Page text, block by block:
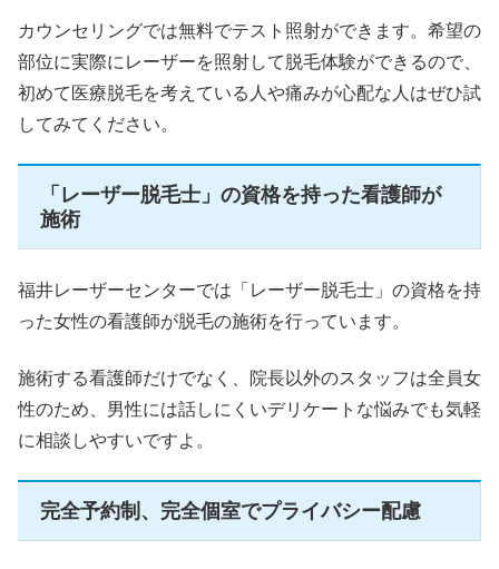
カウンセリングでは無料でテスト照射ができます。希望の
部位に実際にレーザーを照射して脱毛体験ができるので、
初めて医療脱毛を考えている人や痛みが心配な人はぜひ試
してみてください。
「レーザー脱毛士」の資格を持った看護師が
施術
福井レーザーセンターでは「レーザー脱毛士」の資格を持
った女性の看護師が脱毛の施術を行っています。
施術する看護師だけでなく、院長以外のスタッフは全員女
性のため、男性には話しにくいデリケートな悩みでも気軽
に相談しやすいですよ。
完全予約制、完全個室でプライバシー配慮